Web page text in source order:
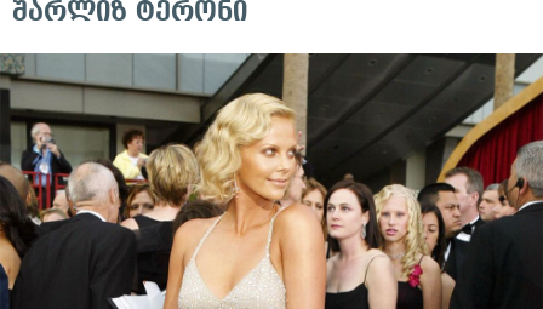
შარლიზ ტერონი